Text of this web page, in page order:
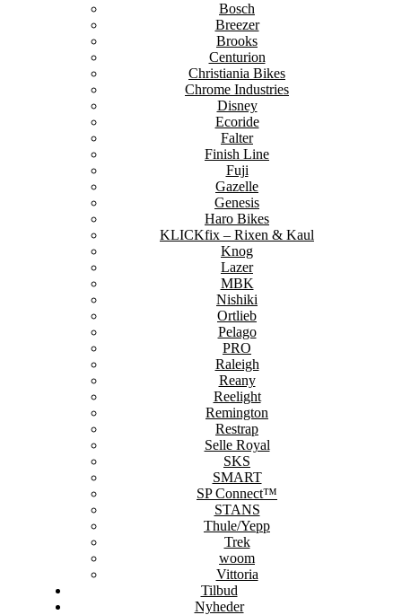
Bosch
Breezer
Brooks
Centurion
Christiania Bikes
Chrome Industries
Disney
Ecoride
Falter
Finish Line
Fuji
Gazelle
Genesis
Haro Bikes
KLICKfix – Rixen & Kaul
Knog
Lazer
MBK
Nishiki
Ortlieb
Pelago
PRO
Raleigh
Reany
Reelight
Remington
Restrap
Selle Royal
SKS
SMART
SP Connect™
STANS
Thule/Yepp
Trek
woom
Vittoria
Tilbud
Nyheder